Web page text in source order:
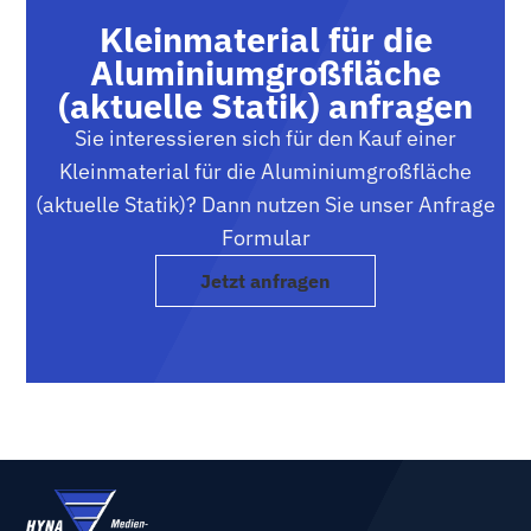
Kleinmaterial für die
Aluminiumgroßfläche
(aktuelle Statik) anfragen
Sie interessieren sich für den Kauf einer
Kleinmaterial für die Aluminiumgroßfläche
(aktuelle Statik)? Dann nutzen Sie unser Anfrage
Formular
Jetzt anfragen